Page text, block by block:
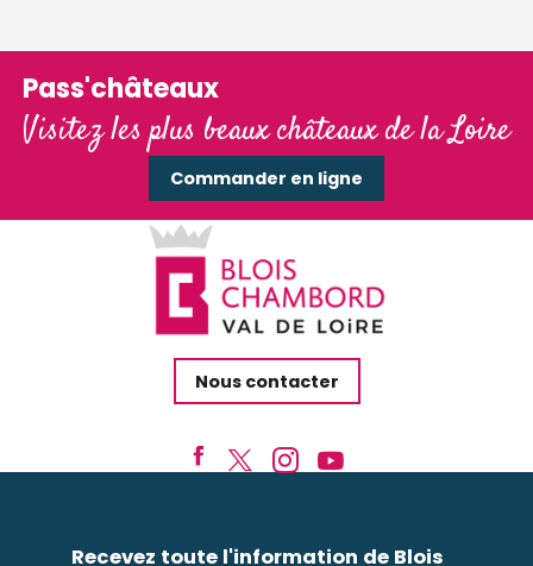
Pass'châteaux
Visitez les plus beaux châteaux de la Loire
Commander en ligne
Nous contacter
Recevez toute l'information de Blois